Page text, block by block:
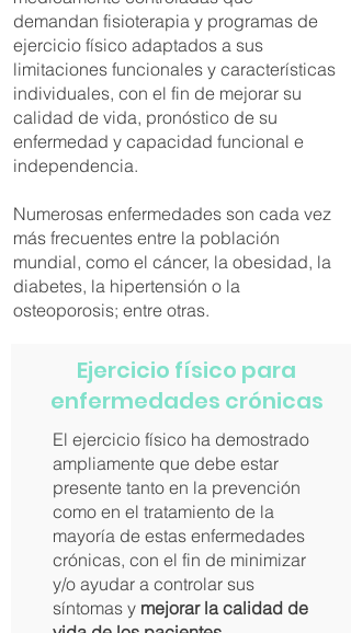
demandan fisioterapia y programas de
ejercicio físico️ adaptados a sus
limitaciones funcionales y características
individuales, con el fin de mejorar su
calidad de vida, pronóstico de su
enfermedad y capacidad funcional e
independencia.
Numerosas enfermedades son cada vez
más frecuentes entre la población
mundial, como el cáncer, la obesidad, la
diabetes, la hipertensión o la
osteoporosis; entre otras.
Ejercicio físico para
enfermedades crónicas
El ejercicio físico ha demostrado
ampliamente que debe estar
presente tanto en la prevención
como en el tratamiento de la
mayoría de estas enfermedades
crónicas, con el fin de minimizar
y/o ayudar a controlar sus
síntomas y mejorar la calidad de